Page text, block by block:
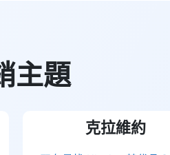
主題
克拉維約